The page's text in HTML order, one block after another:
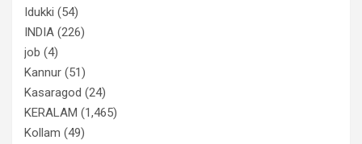
Idukki (54)
INDIA (226)
job (4)
Kannur (51)
Kasaragod (24)
KERALAM (1,465)
Kollam (49)